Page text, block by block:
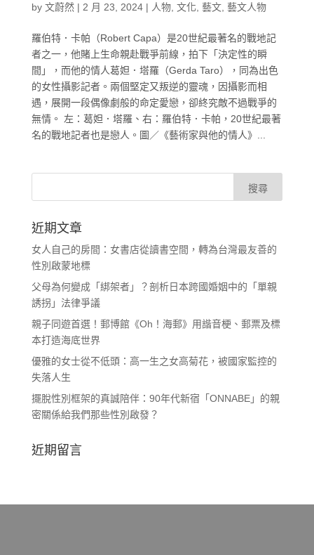
by 文蔚然| 2 月 23, 2024| 人物, 文化, 藝文, 藝文人物
羅伯特．卡帕（Robert Capa）是20世紀最著名的戰地記
者之一，他賭上生命親赴戰爭前線，拍下「決定性的瞬
間」，而他的情人葛妲．塔羅（Gerda Taro），同為出色
的女性攝影記者。兩個堅定又叛逆的靈魂，因攝影而相
遇，展開一段偶像劇般的命定愛戀，卻終究敵不過戰爭的
無情。 左：葛妲．塔羅、右：羅伯特．卡帕，20世紀最著
名的戰地記者也是戀人。圖／《藝術家與他的情人》...
近期文章
女人自己的房間：女書店從讀書空間，轉為台灣最友善的
性別啟蒙地標
父母為何變成「綁架者」？剖析日本跨國婚姻中的「單親
誘拐」法律爭議
親子同遊首選！郵博館《Oh！海郵》用諧音梗、郵票及標
本打造海底世界
優雅的女士從不低頭：高一生之女高菊花，被國家監控的
失落人生
擺脫性別框架的真誠陪伴：90年代新宿「ONNABE」的親
密關係給我們那些性別啟發？
近期留言